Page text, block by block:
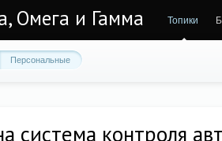
Омега и Гамма Топики
Персональные
система контроля